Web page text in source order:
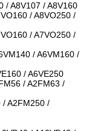
/ A8V107 / A8V160
/ A8VO250 /
/ A7VO250 /
/ A6VM160 /
/ A6VE250
/ A2FM63 /
/ A2FM250 /